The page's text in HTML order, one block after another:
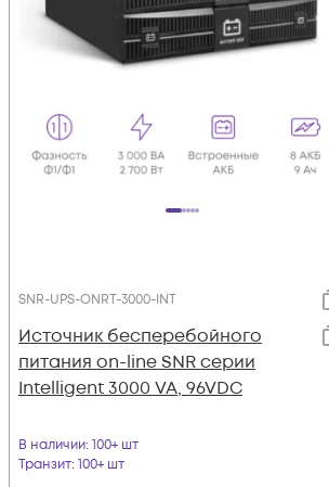
SNR-UPS-ONRT-3000-INT
Источник бесперебойного
питания on-line SNR серии
Intelligent 3000 VA, 96VDC
В наличии: 100+ шт
Транзит: 100+ шт